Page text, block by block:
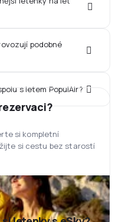
podobné
s letem PopulAir?
si kompletní
si cestu bez starostí